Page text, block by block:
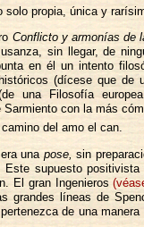
solo propia, única y
Conflicto y armonías de
sin llegar, de
en él un intento
(dícese que de
una Filosofía europea
con la más
del amo el can.
una pose, sin
supuesto
El gran Ingenieros
grandes líneas de
de una